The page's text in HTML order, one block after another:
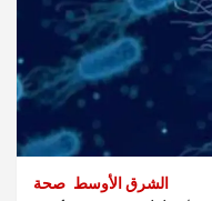
صحة الشرق الأوسط